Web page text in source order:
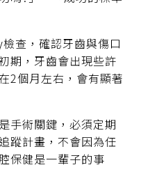
查，確認牙齒與傷口
期，牙齒會出現些許
2個月左右，會有顯著
手術關鍵，必須定期
蹤計畫，不會因為任
保健是一輩子的事